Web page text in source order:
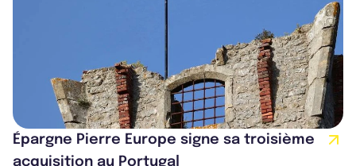
Épargne Pierre Europe signe sa troisième
acquisition au Portugal